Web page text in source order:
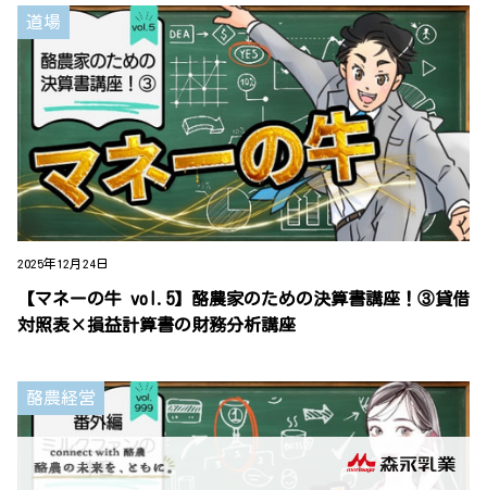
道場
2025年12月24日
【マネーの牛 vol.5】酪農家のための決算書講座！③貸借
対照表×損益計算書の財務分析講座
酪農経営